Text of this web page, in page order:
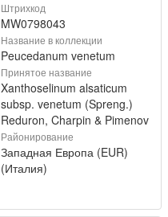
Штрихкод
MW0798043
Название в коллекции
Peucedanum venetum
Принятое название
Xanthoselinum alsaticum
subsp. venetum (Spreng.)
Reduron, Charpin & Pimenov
Районирование
Западная Европа (EUR)
(Италия)